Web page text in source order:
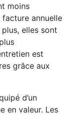
moins
facture annuelle
elles sont
est
grâce aux
d’un
en valeur. Les